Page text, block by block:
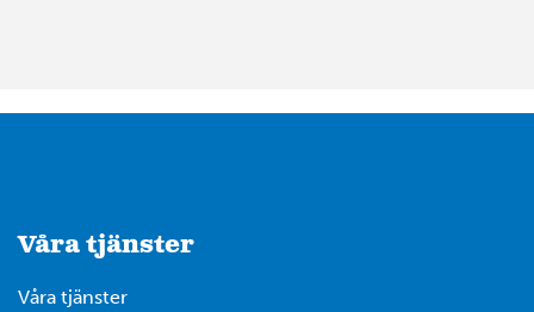
Våra tjänster
Våra tjänster